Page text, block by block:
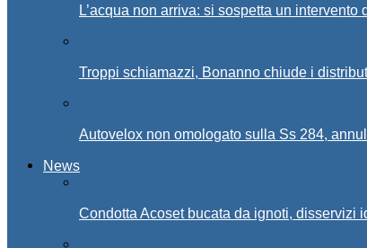
L’acqua non arriva: si sospetta un
Troppi schiamazzi, Bonanno chiude i
Autovelox non omologato sulla Ss 284,
News
Condotta Acoset bucata da ignoti, disservizi